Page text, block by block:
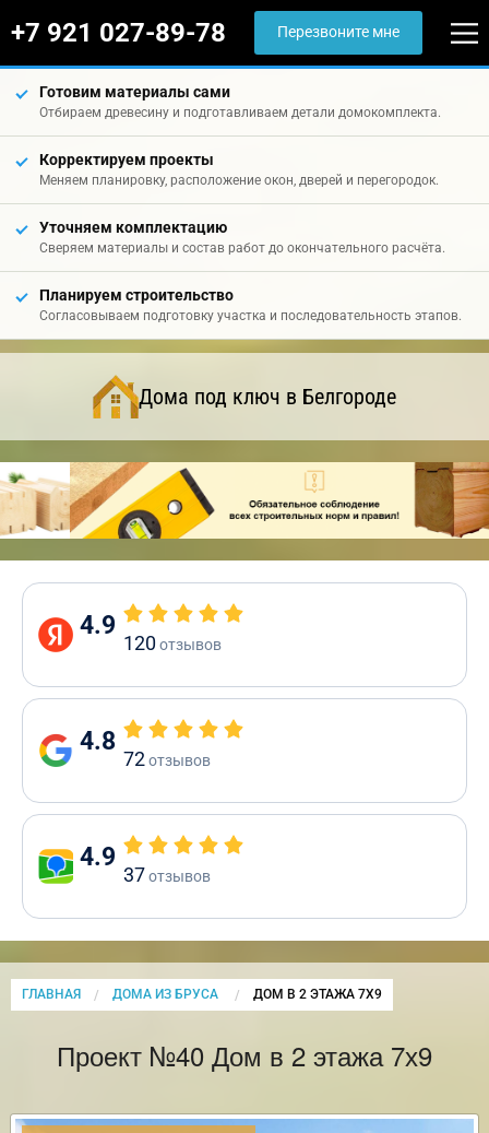
+7 921 027-89-78 Перезвоните мне
Готовим материалы сами
Отбираем древесину и подготавливаем детали домокомплекта.
Корректируем проекты
Меняем планировку, расположение окон, дверей и перегородок.
Уточняем комплектацию
Сверяем материалы и состав работ до окончательного расчёта.
Планируем строительство
Согласовываем подготовку участка и последовательность этапов.
Дома под ключ в Белгороде
4.9
120отзывов
4.8
72отзывов
4.9
37отзывов
ГЛАВНАЯ ДОМА ИЗ БРУСА CURRENT:
ДОМ В 2 ЭТАЖА 7Х9
Проект №40 Дом в 2 этажа 7х9